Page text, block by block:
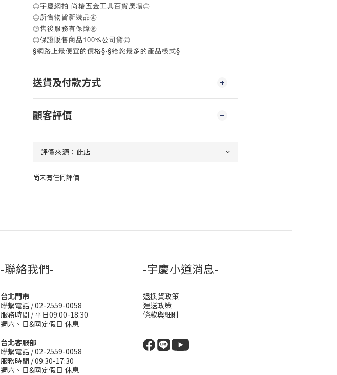
㊣宇慶網拍 尚椿五金工具百貨廣場㊣
㊣所售物皆新裝品㊣
㊣售後服務有保障㊣
㊣保證販售商品100%公司貨㊣
§網路上最便宜的價格§‧§給您最多的產品樣式§
送貨及付款方式
顧客評價
尚未有任何評價
-聯絡我們-
台北門市
聯繫電話 / 02-2559-0058
服務時間 / 平日09:00-18:30
週六、日&國定假日 休息
台北客服部
聯繫電話 / 02-2559-0058
服務時間 / 09:30-17:30
週六、日&國定假日 休息
-宇慶小道消息-
退換貨政策
運送政策
條款與細則